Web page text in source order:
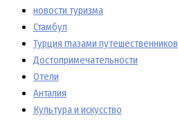
новости туризма
Стамбул
Турция глазами путешественников
Достопримечательности
Отели
Анталия
Культура и искусство